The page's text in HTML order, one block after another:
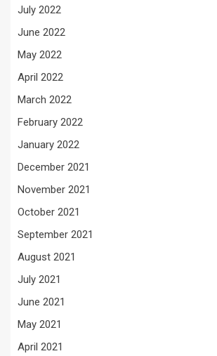
July 2022
June 2022
May 2022
April 2022
March 2022
February 2022
January 2022
December 2021
November 2021
October 2021
September 2021
August 2021
July 2021
June 2021
May 2021
April 2021